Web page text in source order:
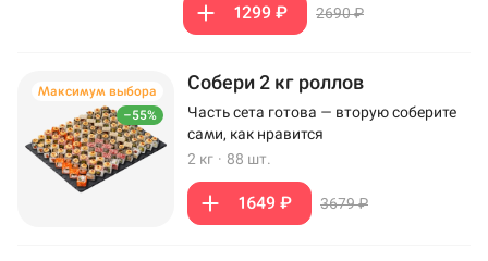
1299 ₽ 2690 ₽
–55%
Максимум выбора Собери 2 кг роллов
Часть сета готова — вторую соберите
сами, как нравится
2 кг · 88 шт.
1649 ₽ 3679 ₽